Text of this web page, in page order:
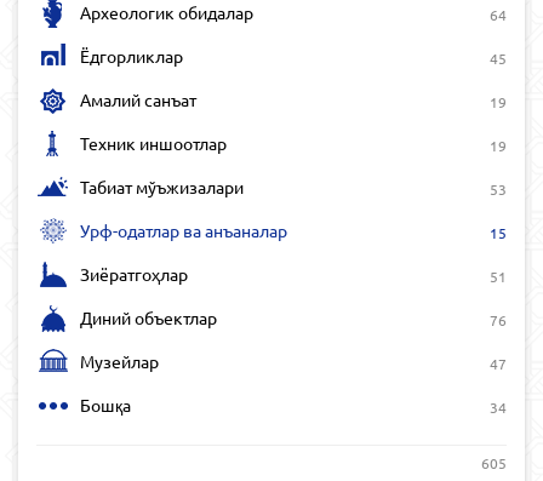
Археологик обидалар 64
Ёдгорликлар 45
Амалий санъат 19
Техник иншоотлар 19
Табиат мўъжизалари 53
Урф-одатлар ва анъаналар 15
Зиёратгоҳлар 51
Диний объектлар 76
Музейлар 47
Бошқа 34
605